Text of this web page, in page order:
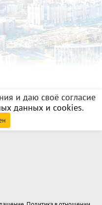
и даю своё согласие
данных и cookies.